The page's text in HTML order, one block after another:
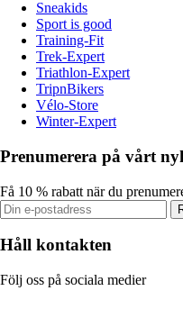
Sneakids
Sport is good
Training-Fit
Trek-Expert
Triathlon-Expert
TripnBikers
Vélo-Store
Winter-Expert
Prenumerera på vårt
Få 10 % rabatt när du
Håll kontakten
Följ oss på sociala medier